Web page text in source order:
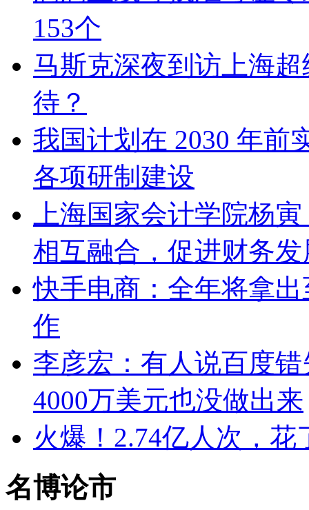
153个
马斯克深夜到访上海
待？
我国计划在 2030 年前
各项研制建设
上海国家会计学院杨
相互融合，促进财务发
快手电商：全年将拿
作
李彦宏：有人说百度
4000万美元也没做出来
火爆！2.74亿人次，花
名博论市